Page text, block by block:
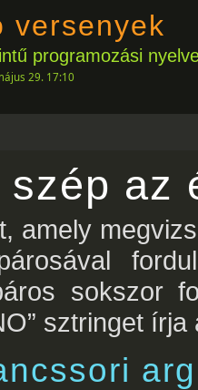
versenyek
programozási
29. 17:10
szép az
amely
sokszor
sztringet